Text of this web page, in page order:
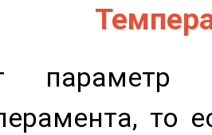
параметр
то